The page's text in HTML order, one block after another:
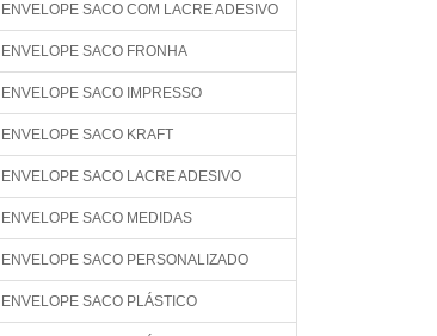
ENVELOPE SACO COM LACRE ADESIVO
ENVELOPE SACO FRONHA
ENVELOPE SACO IMPRESSO
ENVELOPE SACO KRAFT
ENVELOPE SACO LACRE ADESIVO
ENVELOPE SACO MEDIDAS
ENVELOPE SACO PERSONALIZADO
ENVELOPE SACO PLÁSTICO